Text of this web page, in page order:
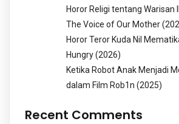
Horor Religi tentang Warisan
The Voice of Our Mother
Horor Teror Kuda Nil
Hungry (2026)
Ketika Robot Anak Menjadi
dalam Film Rob1n (2025)
Recent Comments